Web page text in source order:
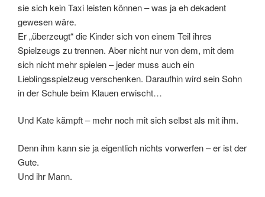
sie sich kein Taxi leisten können – was ja eh dekadent
gewesen wäre.
Er „überzeugt“ die Kinder sich von einem Teil ihres
Spielzeugs zu trennen. Aber nicht nur von dem, mit dem
sich nicht mehr spielen – jeder muss auch ein
Lieblingsspielzeug verschenken. Daraufhin wird sein Sohn
in der Schule beim Klauen erwischt…
Und Kate kämpft – mehr noch mit sich selbst als mit ihm.
Denn ihm kann sie ja eigentlich nichts vorwerfen – er ist der
Gute.
Und ihr Mann.